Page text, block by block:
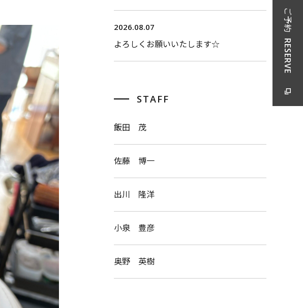
2026.08.07
よろしくお願いいたします☆
STAFF
飯田 茂
佐藤 博一
出川 隆洋
小泉 豊彦
奥野 英樹
ご予約
RESERVE